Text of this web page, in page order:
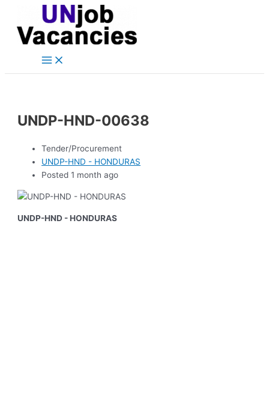
content
Main
UNDP-HND-00638
Tender/Procurement
UNDP-HND - HONDURAS
Posted 1 month ago
UNDP-HND - HONDURAS
navigation